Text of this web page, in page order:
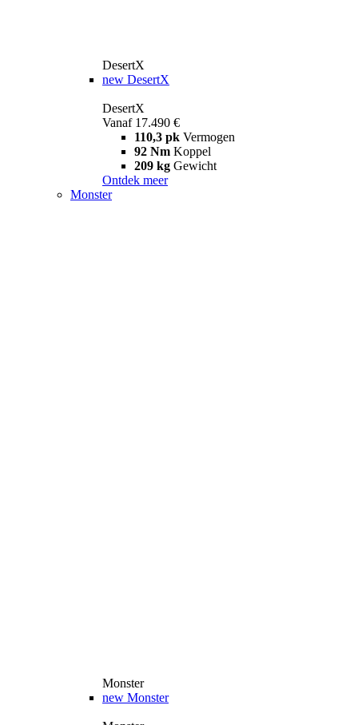
DesertX
new DesertX
DesertX
Vanaf 17.490 €
110,3 pk Vermogen
92 Nm Koppel
209 kg Gewicht
Ontdek meer
Monster
Monster
new Monster